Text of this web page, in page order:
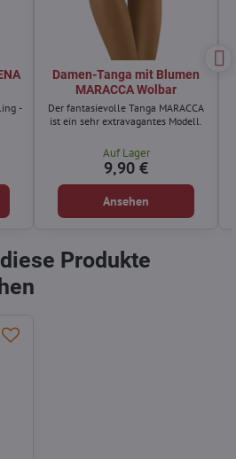
-
Damen-Tanga mit Blumen
MARACCA Wolbar
Der fantasievolle Tanga MARACCA
ist ein sehr extravagantes Modell.
Auf Lager
9,90 €
Ansehen
Produkte